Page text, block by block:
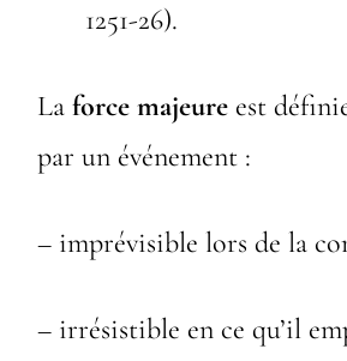
1251-26).
La force majeure est
par un événement :
– imprévisible lors de la
– irrésistible en ce qu’il